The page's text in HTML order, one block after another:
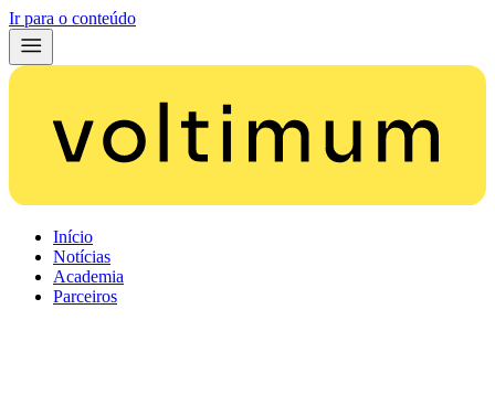
Ir para o conteúdo
Início
Notícias
Academia
Parceiros